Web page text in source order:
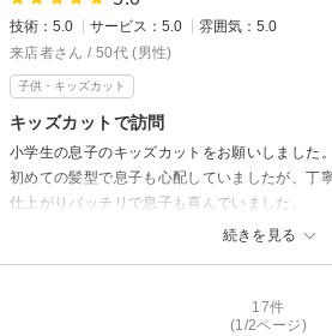
先日はnollにご来店頂きありがとうございまし
仕上がり満足いただけて良かったです！
その後髪の毛の扱いやすさはいかがでしょうか
店内の雰囲気までお褒め頂きありがとうござい
お忙しい中お時間いただき、嬉しい口コミまで
またお会いできるのを楽しみにしております♪
技術：5.0 サービス：5.0
雰囲気：5.0
来店者さん / 50代 (男性)
子供・キッズカット
キッズカットで訪問
続きを見る
小学生の息子のキッズカットをお願いしました。
初めての髪型で息子も心配していましたが、丁
仕上がりバッチリで息子も喜んでいました。
また、スタッフの方も親切で、サッカー好きな
17件
(1/2ページ)